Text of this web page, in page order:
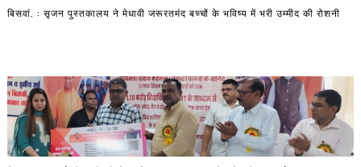
बिसवां. : सृजन पुस्तकालय ने मेधावी जरूरतमंद बच्चों के भविष्य में भरी उम्मीद की रोशनी